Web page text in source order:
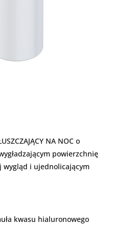
NA NOC o
powierzchnię
wygląd i ujednolicającym
kwasu hialuronowego